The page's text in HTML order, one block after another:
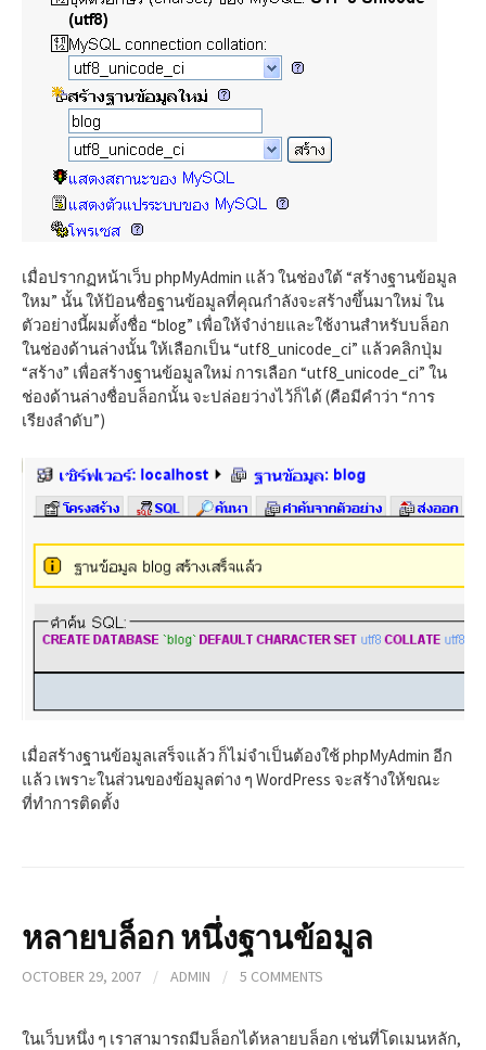
เมื่อปรากฏหน้าเว็บ phpMyAdmin แล้ว ในช่องใต้ “สร้างฐานข้อมูล
ใหม” นั้น ให้ป้อนชื่อฐานข้อมูลที่คุณกำลังจะสร้างขึ้นมาใหม่ ใน
ตัวอย่างนี้ผมตั้งชื่อ “blog” เพื่อให้จำง่ายและใช้งานสำหรับบล็อก
ในช่องด้านล่างนั้น ให้เลือกเป็น “utf8_unicode_ci” แล้วคลิกปุ่ม
“สร้าง” เพื่อสร้างฐานข้อมูลใหม่ การเลือก “utf8_unicode_ci” ใน
ช่องด้านล่างชื่อบล็อกนั้น จะปล่อยว่างไว้ก็ได้ (คือมีคำว่า “การ
เรียงลำดับ”)
เมื่อสร้างฐานข้อมูลเสร็จแล้ว ก็ไม่จำเป็นต้องใช้ phpMyAdmin อีก
แล้ว เพราะในส่วนของข้อมูลต่าง ๆ WordPress จะสร้างให้ขณะ
ที่ทำการติดตั้ง
หลายบล็อก หนึ่งฐานข้อมูล
OCTOBER 29, 2007 / ADMIN / 5 COMMENTS
ในเว็บหนึ่ง ๆ เราสามารถมีบล็อกได้หลายบล็อก เช่นที่โดเมนหลัก,